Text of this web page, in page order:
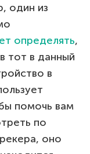
один из
определять,
тот в данный
в
помочь вам
по
оно